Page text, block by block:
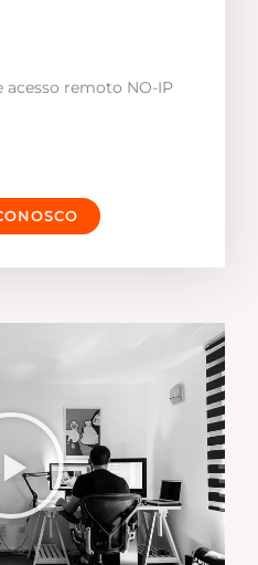
acesso remoto NO-IP